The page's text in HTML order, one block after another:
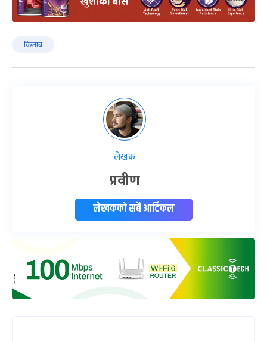
किताब
लेखक
प्रवीण
लेखकको सबै आर्टिकल